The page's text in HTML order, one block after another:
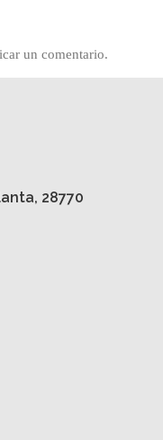
un comentario.
28770